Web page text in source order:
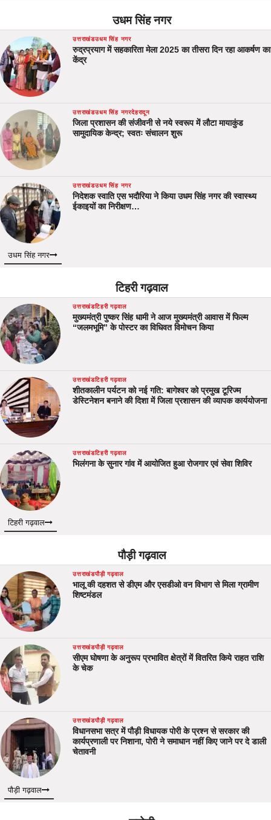
उधम सिंह नगर
उत्तराखंडउधम सिंह नगर
रुद्रप्रयाग में सहकारिता मेला 2025 का तीसरा दिन रहा आकर्षण का
केंद्र
उत्तराखंडउधम सिंह नगरदेहरादून
जिला प्रशासन की संजीवनी से नये स्वरूप में लौटा मायाकुंड
सामुदायिक केन्द्र; स्वतः संचालन शुरू
उत्तराखंडउधम सिंह नगर
निदेशक स्वाति एस भदौरिया ने किया उधम सिंह नगर की स्वास्थ्य
ईकाइयों का निरीक्षण…
उधम सिंह नगर
टिहरी गढ़वाल
उत्तराखंडटिहरी गढ़वाल
मुख्यमंत्री पुष्कर सिंह धामी ने आज मुख्यमंत्री आवास में फिल्म
“जलमभूमि” के पोस्टर का विधिवत विमोचन किया
उत्तराखंडटिहरी गढ़वाल
शीतकालीन पर्यटन को नई गति: बागेश्वर को प्रमुख टूरिज्म
डेस्टिनेशन बनाने की दिशा में जिला प्रशासन की व्यापक कार्ययोजना
उत्तराखंडटिहरी गढ़वाल
भिलंगना के सुनार गांव में आयोजित हुआ रोजगार एवं सेवा शिविर
टिहरी गढ़वाल
पौड़ी गढ़वाल
उत्तराखंडपौड़ी गढ़वाल
भालू की दहशत से डीएम और एसडीओ वन विभाग से मिला ग्रामीण
शिष्टमंडल
उत्तराखंडपौड़ी गढ़वाल
सीएम घोषणा के अनुरूप प्रभावित क्षेत्रों में वितरित किये राहत राशि
के चेक
उत्तराखंडपौड़ी गढ़वाल
विधानसभा सत्र में पौड़ी विधायक पोरी के प्रश्न से सरकार की
कार्यप्रणाली पर निशाना, पोरी ने समाधान नहीं किए जाने पर दे डाली
चेतावनी
पौड़ी गढ़वाल